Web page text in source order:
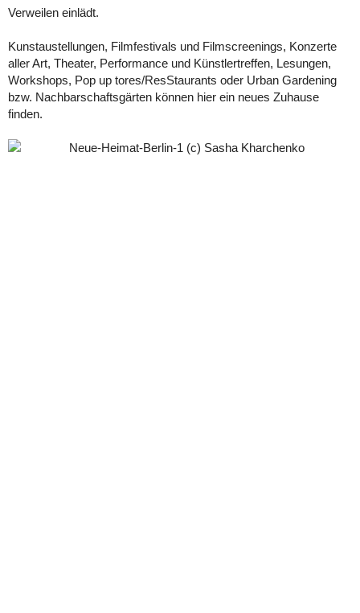
Verweilen einlädt.
Kunstaustellungen, Filmfestivals und Filmscreenings, Konzerte
aller Art, Theater, Performance und Künstlertreffen, Lesungen,
Workshops, Pop up tores/ResStaurants oder Urban Gardening
bzw. Nachbarschaftsgärten können hier ein neues Zuhause
finden.